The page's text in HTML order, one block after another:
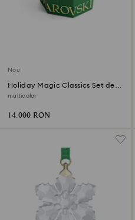
Nou
Holiday Magic Classics Set de
ornamente decorative pentru
multicolor
14.000 RON